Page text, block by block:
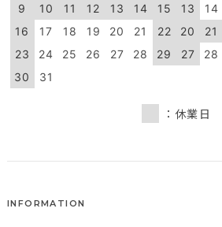
9
10 11 12 13 14
15
16
17 18 19 20 21
22
23
24 25 26 27 28
29
30
31
13
14
20
21
27
28
：休業日
INFORMATION